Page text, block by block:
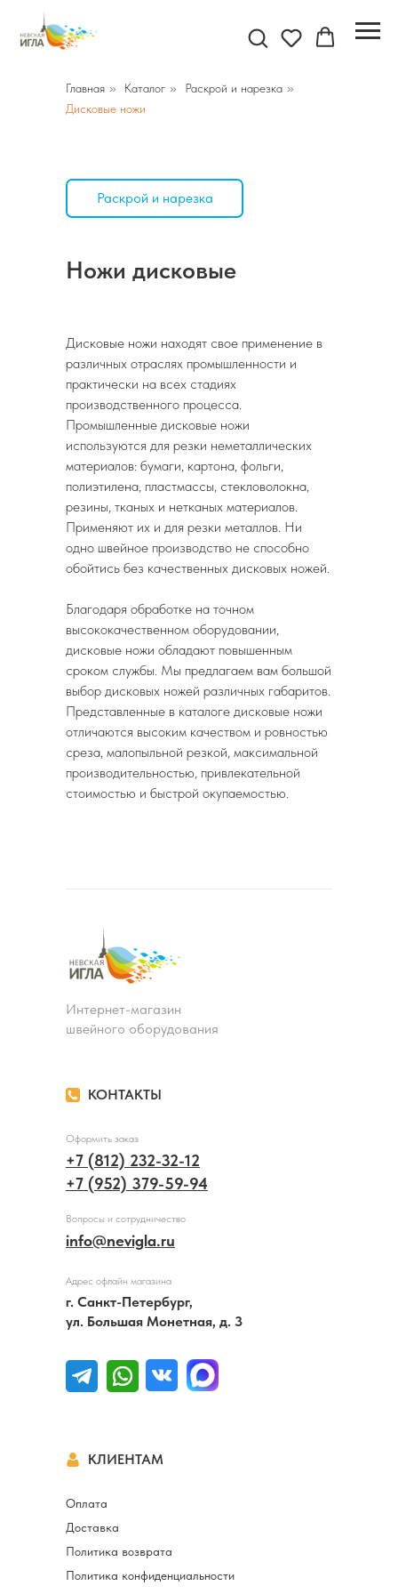
Главная » Каталог » Раскрой и нарезка »
Дисковые ножи
Ножи дисковые
Раскрой и нарезка
Дисковые ножи находят свое применение в
различных отраслях промышленности и
практически на всех стадиях
производственного процесса.
Промышленные дисковые ножи
используются для резки неметаллических
материалов: бумаги, картона, фольги,
полиэтилена, пластмассы, стекловолокна,
резины, тканых и нетканых материалов.
Применяют их и для резки металлов. Ни
одно швейное производство не способно
обойтись без качественных дисковых ножей.
Благодаря обработке на точном
высококачественном оборудовании,
дисковые ножи обладают повышенным
сроком службы. Мы предлагаем вам большой
выбор дисковых ножей различных габаритов.
Представленные в каталоге дисковые ножи
отличаются высоким качеством и ровностью
среза, малопыльной резкой, максимальной
производительностью, привлекательной
стоимостью и быстрой окупаемостью.
КЛИЕНТАМ
КОНТАКТЫ
Интернет-магазин
швейного оборудования
Оплата
Политика возврата
Доставка
Политика конфиденциальности
+7 (812) 232-32-12
+7 (952) 379-59-94
info@nevigla.ru
Оформить заказ
Вопросы и сотрудничество
Адрес офлайн магазина
г. Санкт-Петербург,
ул. Большая Монетная, д. 3